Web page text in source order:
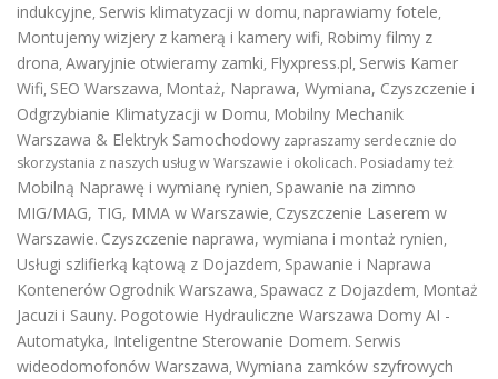
indukcyjne, Serwis klimatyzacji w domu, naprawiamy fotele,
Montujemy wizjery z kamerą i kamery wifi, Robimy filmy z
drona, Awaryjnie otwieramy zamki, Flyxpress.pl, Serwis Kamer
Wifi, SEO Warszawa, Montaż, Naprawa, Wymiana, Czyszczenie i
Odgrzybianie Klimatyzacji w Domu, Mobilny Mechanik
Warszawa & Elektryk Samochodowy zapraszamy serdecznie do
skorzystania z naszych usług w Warszawie i okolicach. Posiadamy też
Mobilną Naprawę i wymianę rynien, Spawanie na zimno
MIG/MAG, TIG, MMA w Warszawie, Czyszczenie Laserem w
Warszawie. Czyszczenie naprawa, wymiana i montaż rynien,
Usługi szlifierką kątową z Dojazdem, Spawanie i Naprawa
Kontenerów Ogrodnik Warszawa, Spawacz z Dojazdem, Montaż
Jacuzi i Sauny. Pogotowie Hydrauliczne Warszawa Domy AI -
Automatyka, Inteligentne Sterowanie Domem. Serwis
wideodomofonów Warszawa, Wymiana zamków szyfrowych